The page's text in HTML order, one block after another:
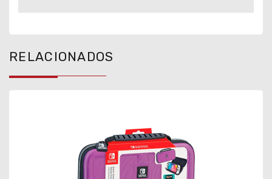
RELACIONADOS